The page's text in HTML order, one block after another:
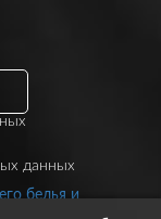
данных
белья и